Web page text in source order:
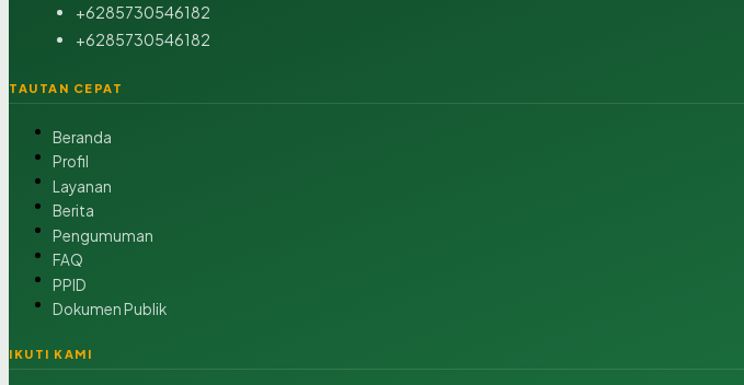
+6285730546182
+6285730546182
TAUTAN CEPAT
Beranda
Profil
Layanan
Berita
Pengumuman
FAQ
PPID
Dokumen Publik
IKUTI KAMI